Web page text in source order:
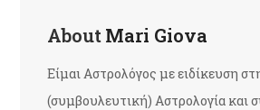
AboutMari Giova
Είμαι Αστρολόγος με ειδίκευση
(συμβουλευτική) Αστρολογία και